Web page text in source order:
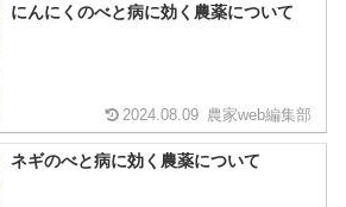
にんにくのべと病に効く農薬について
2024.08.09 農家web編集部
ネギのべと病に効く農薬について